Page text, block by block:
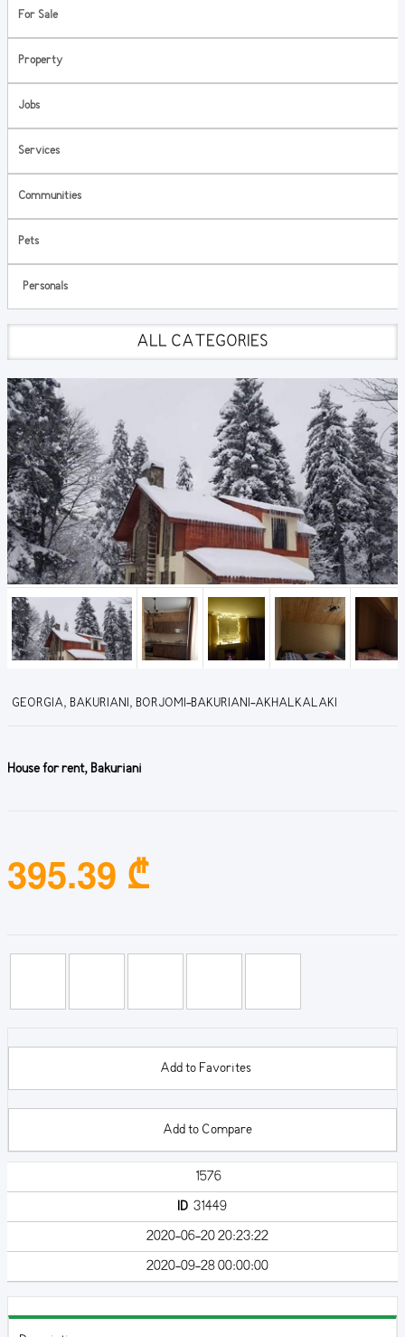
For Sale
Property
Jobs
Services
Communities
Pets
Personals
ALL CATEGORIES
GEORGIA, BAKURIANI, BORJOMI-BAKURIANI-AKHALKALAKI
House for rent, Bakuriani
395.39 ₾
Add to Favorites
Add to Compare
1576
ID 31449
2020-06-20 20:23:22
2020-09-28 00:00:00